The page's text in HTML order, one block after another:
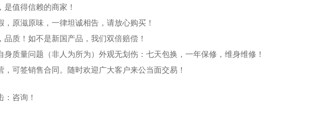
值得信赖的商家！
原滋原味，一律坦诚相告，请放心购买！
质！如不是新国产品，我们双倍赔偿！
质量问题（非人为所为）外观无划伤：七天包换，一年保修，维身维修！
可签销售合同。随时欢迎广大客户来公当面交易！
咨询 ！